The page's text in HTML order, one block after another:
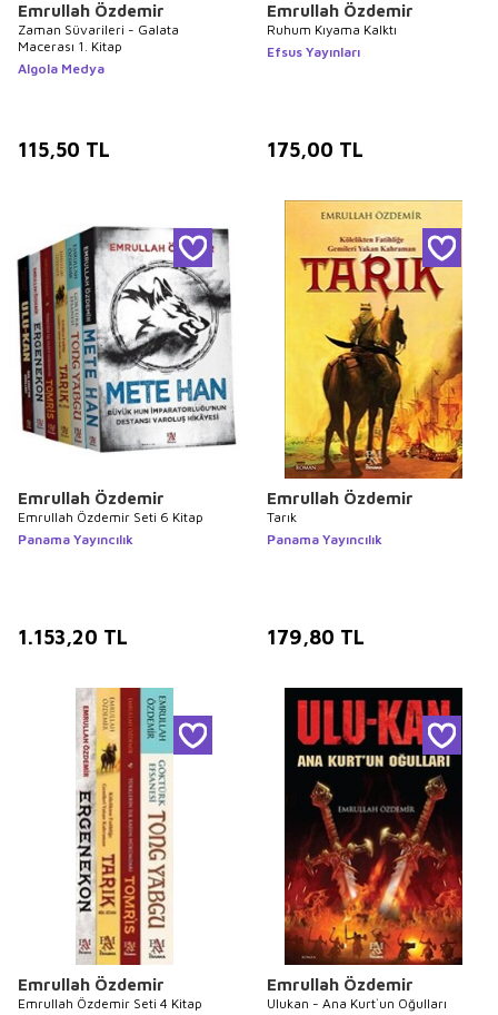
Emrullah Özdemir
Zaman Süvarileri - Galata
Macerası 1. Kitap
Algola Medya
115,50 TL
Emrullah Özdemir
Ruhum Kıyama Kalktı
Efsus Yayınları
175,00 TL
Emrullah Özdemir
Emrullah Özdemir Seti 6 Kitap
Panama Yayıncılık
1.153,20 TL
Emrullah Özdemir
Tarık
Panama Yayıncılık
179,80 TL
Emrullah Özdemir
Emrullah Özdemir Seti 4 Kitap
Emrullah Özdemir
Ulukan - Ana Kurt`un Oğulları